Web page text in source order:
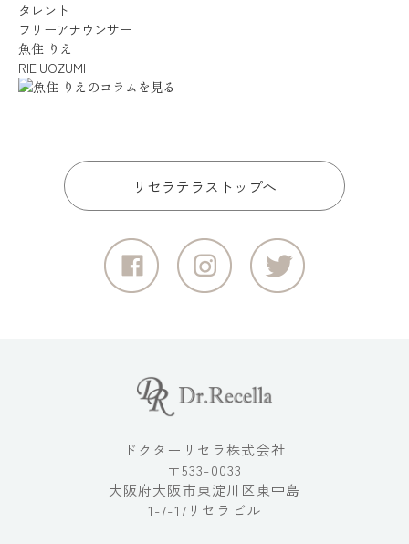
タレント
フリーアナウンサー
魚住 りえ
RIE UOZUMI
リセラテラストップへ
ドクターリセラ株式会社
〒533-0033
大阪府大阪市東淀川区東中島
1-7-17リセラビル